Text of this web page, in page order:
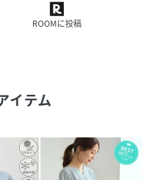
める、洗練されたカジュ
、袖は全色透け感あり
ROOMに投稿
イテム